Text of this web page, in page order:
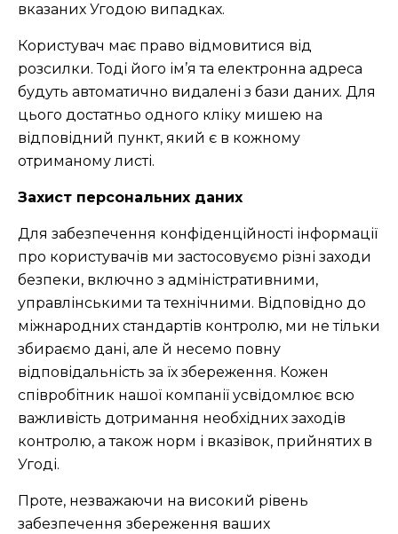
вказаних Угодою випадках.
Користувач має право відмовитися від
розсилки. Тоді його ім’я та електронна адреса
будуть автоматично видалені з бази даних. Для
цього достатньо одного кліку мишею на
відповідний пункт, який є в кожному
отриманому листі.
Захист персональних даних
Для забезпечення конфіденційності інформації
про користувачів ми застосовуємо різні заходи
безпеки, включно з адміністративними,
управлінськими та технічними. Відповідно до
міжнародних стандартів контролю, ми не тільки
збираємо дані, але й несемо повну
відповідальність за їх збереження. Кожен
співробітник нашої компанії усвідомлює всю
важливість дотримання необхідних заходів
контролю, а також норм і вказівок, прийнятих в
Угоді.
Проте, незважаючи на високий рівень
забезпечення збереження ваших